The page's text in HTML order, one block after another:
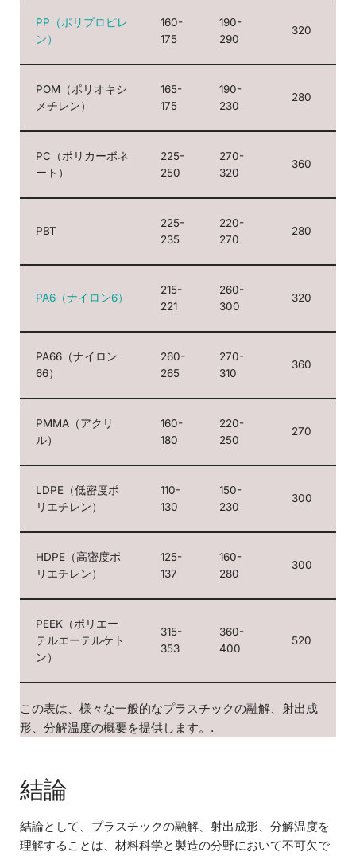
PP（ポリプロピレ
ン）
160-
175
190-
290
320
POM（ポリオキシ
メチレン）
165-
175
190-
230
280
PC（ポリカーボネ
ート）
225-
250
270-
320
360
PBT
225-
235
220-
270
280
PA6（ナイロン6）
215-
221
260-
300
320
PA66（ナイロン
66）
260-
265
270-
310
360
PMMA（アクリ
ル）
160-
180
220-
250
270
LDPE（低密度ポ
リエチレン）
110-
130
150-
230
300
HDPE（高密度ポ
リエチレン）
125-
137
160-
280
300
PEEK（ポリエー
テルエーテルケト
ン）
315-
353
360-
400
520
この表は、様々な一般的なプラスチックの融解、射出成
形、分解温度の概要を提供します。.
結論
結論として、プラスチックの融解、射出成形、分解温度を
理解することは、材料科学と製造の分野において不可欠で